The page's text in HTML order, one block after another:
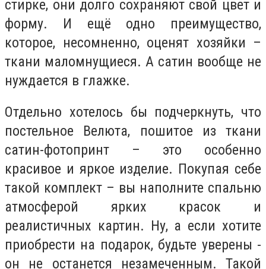
стирке, они долго сохраняют свой цвет и
форму. И ещё одно преимущество,
которое, несомненно, оценят хозяйки –
ткани маломнущиеся. А сатин вообще не
нуждается в глажке.
Отдельно хотелось бы подчеркнуть, что
постельное Велюта, пошитое из ткани
сатин-фотопринт – это особенно
красивое и яркое изделие. Покупая себе
такой комплект – вы наполните спальню
атмосферой ярких красок и
реалистичных картин. Ну, а если хотите
приобрести на подарок, будьте уверены -
он не останется незамеченным. Такой